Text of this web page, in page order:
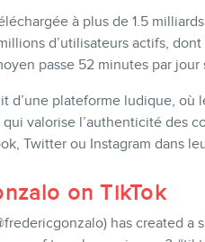
à plus de 1.5
d’utilisateurs actifs,
passe 52 minutes par
d’une plateforme ludique,
valorise l’authenticité des
Twitter ou Instagram dans
on TikTok
has created a